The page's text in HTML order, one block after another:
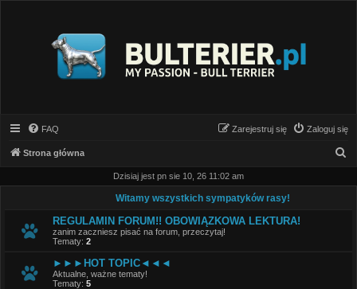
FAQ Zaloguj się
Zarejestruj się
Strona główna
Dzisiaj jest pn sie 10, 26 11:02 am
Witamy wszystkich sympatyków rasy!
REGULAMIN FORUM!! OBOWIĄZKOWA LEKTURA!
zanim zaczniesz pisać na forum, przeczytaj!
Tematy: 2
►►►HOT TOPIC◄◄◄
Aktualne, ważne tematy!
Tematy: 5